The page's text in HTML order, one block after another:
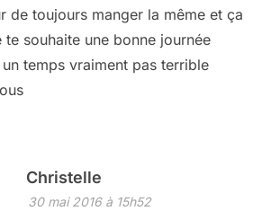
de toujours manger la même et ça
te souhaite une bonne journée
temps vraiment pas terrible
Christelle
30 mai 2016 à 15h52